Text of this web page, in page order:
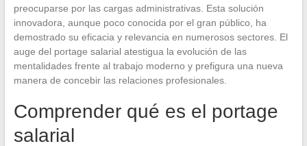
preocuparse por las cargas administrativas. Esta solución
innovadora, aunque poco conocida por el gran público, ha
demostrado su eficacia y relevancia en numerosos sectores. El
auge del portage salarial atestigua la evolución de las
mentalidades frente al trabajo moderno y prefigura una nueva
manera de concebir las relaciones profesionales.
Comprender qué es el portage
salarial